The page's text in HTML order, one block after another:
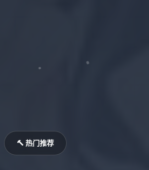
🔨 热门推荐